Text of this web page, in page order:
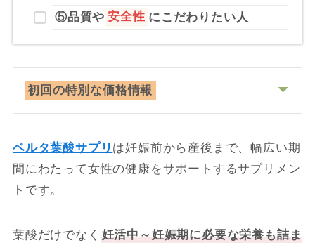
⑤品質や 安全性 にこだわりたい人
初回の特別な価格情報
ベルタ葉酸サプリ は妊娠前から産後まで、幅広い期
間にわたって女性の健康をサポートするサプリメン
トです。
葉酸だけでなく 妊活中～妊娠期に必要な栄養も詰ま